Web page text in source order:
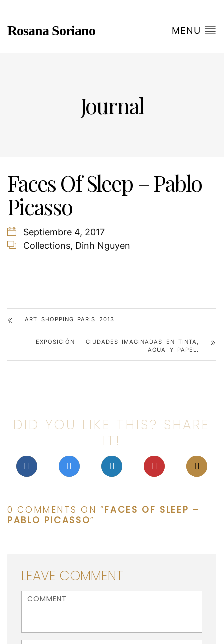
Rosana Soriano MENU
Journal
Faces Of Sleep – Pablo
Picasso
Septiembre 4, 2017
Collections, Dinh Nguyen
ART SHOPPING PARIS 2013
EXPOSICIÓN – CIUDADES IMAGINADAS EN TINTA,
AGUA Y PAPEL.
DID YOU LIKE THIS? SHARE
IT!
0 COMMENTS ON “FACES OF SLEEP –
PABLO PICASSO”
LEAVE COMMENT
<b>Comment</b> ( * )